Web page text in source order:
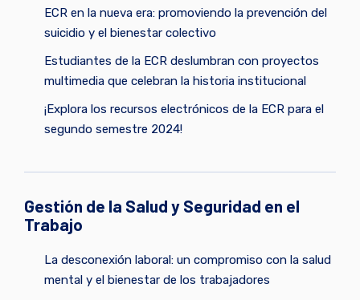
ECR en la nueva era: promoviendo la prevención del
suicidio y el bienestar colectivo
Estudiantes de la ECR deslumbran con proyectos
multimedia que celebran la historia institucional
¡Explora los recursos electrónicos de la ECR para el
segundo semestre 2024!
Gestión de la Salud y Seguridad en el
Trabajo
La desconexión laboral: un compromiso con la salud
mental y el bienestar de los trabajadores